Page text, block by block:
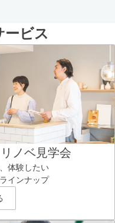
ービス
ノベ見学会
体験したい
インナップ